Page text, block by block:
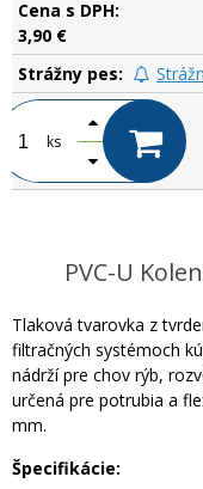
3,90 €
ks
PVC-U
Tlaková tvarovka z
filtračných systémoch
nádrží pre chov rýb,
určená pre potrubia a
mm.
Špecifikácie: